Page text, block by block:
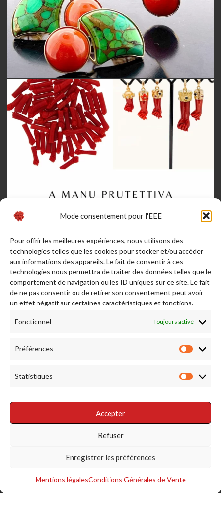
Mode consentement pour l'EEE
Pour offrir les meilleures expériences, nous utilisons des
technologies telles que les cookies pour stocker et/ou accéder
aux informations des appareils. Le fait de consentir à ces
technologies nous permettra de traiter des données telles que le
comportement de navigation ou les ID uniques sur ce site. Le fait
de ne pas consentir ou de retirer son consentement peut avoir
un effet négatif sur certaines caractéristiques et fonctions.
Fonctionnel Toujours activé
Préférences
Statistiques
Accepter
Refuser
Enregistrer les préférences
Mentions légalesConditions Générales de Vente
Afficher plus... Suivez-nous sur Instagram
S'INSCRIRE À LA NEWSLETTER